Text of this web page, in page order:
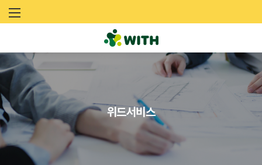
문
화
술
네
트
위드서비스